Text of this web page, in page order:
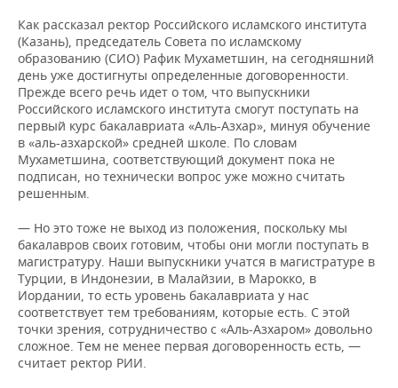
Как рассказал ректор Российского исламского института
(Казань), председатель Совета по исламскому
образованию (СИО) Рафик Мухаметшин, на сегодняшний
день уже достигнуты определенные договоренности.
Прежде всего речь идет о том, что выпускники
Российского исламского института смогут поступать на
первый курс бакалавриата «Аль-Азхар», минуя обучение
в «аль-азхарской» средней школе. По словам
Мухаметшина, соответствующий документ пока не
подписан, но технически вопрос уже можно считать
решенным.
— Но это тоже не выход из положения, поскольку мы
бакалавров своих готовим, чтобы они могли поступать в
магистратуру. Наши выпускники учатся в магистратуре в
Турции, в Индонезии, в Малайзии, в Марокко, в
Иордании, то есть уровень бакалавриата у нас
соответствует тем требованиям, которые есть. С этой
точки зрения, сотрудничество с «Аль-Азхаром» довольно
сложное. Тем не менее первая договоренность есть, —
считает ректор РИИ.